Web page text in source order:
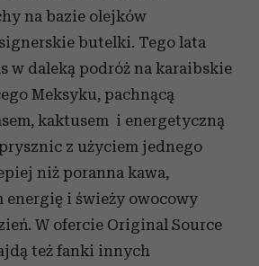
na bazie olejków
butelki. Tego lata
w daleką podróż na karaibskie
Meksyku, pachnącą
kaktusem i energetyczną
z użyciem jednego
niż poranna kawa,
energię i świeży owocowy
W ofercie Original Source
też fanki innych